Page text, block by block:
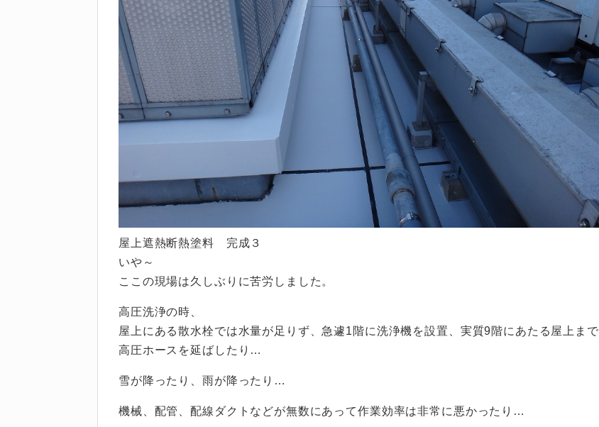
屋上遮熱断熱塗料 完成３
いや～
ここの現場は久しぶりに苦労しました。
高圧洗浄の時、
屋上にある散水栓では水量が足りず、急遽1階に洗浄機を設置、実質9階にあたる屋上まで
高圧ホースを延ばしたり…
雪が降ったり、雨が降ったり…
機械、配管、配線ダクトなどが無数にあって作業効率は非常に悪かったり…